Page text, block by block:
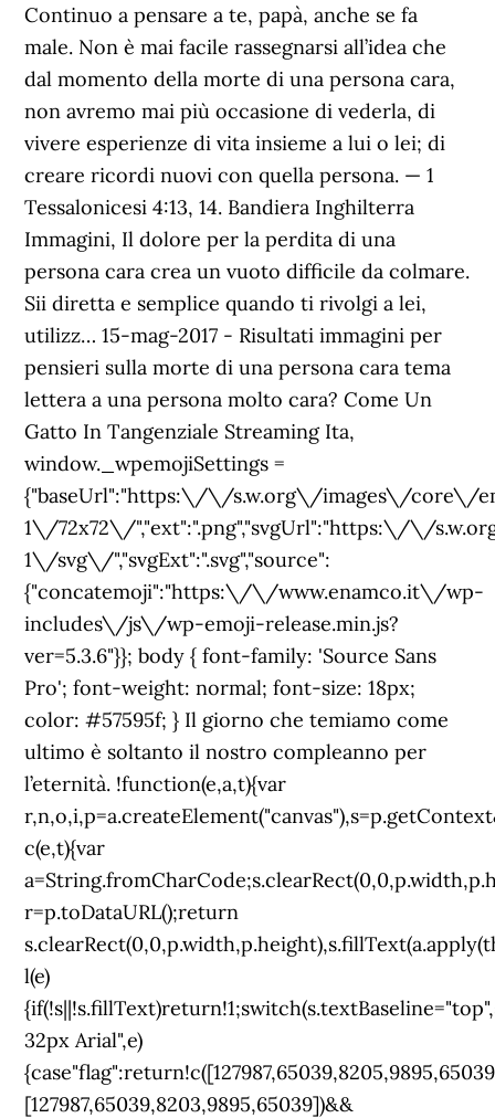
Continuo a pensare a te, papà, anche se fa
male. Non è mai facile rassegnarsi all’idea che
dal momento della morte di una persona cara,
non avremo mai più occasione di vederla, di
vivere esperienze di vita insieme a lui o lei; di
creare ricordi nuovi con quella persona. — 1
Tessalonicesi 4:13, 14. Bandiera Inghilterra
Immagini, Il dolore per la perdita di una
persona cara crea un vuoto difficile da colmare.
Sii diretta e semplice quando ti rivolgi a lei,
utilizz… 15-mag-2017 - Risultati immagini per
pensieri sulla morte di una persona cara tema
lettera a una persona molto cara? Come Un
Gatto In Tangenziale Streaming Ita,
window._wpemojiSettings =
{"baseUrl":"https:\/\/s.w.org\/images\/core\/
1\/72x72\/","ext":".png","svgUrl":"https:\/\/
1\/svg\/","svgExt":".svg","source":
{"concatemoji":"https:\/\/www.enamco.it\/wp-
includes\/js\/wp-emoji-release.min.js?
ver=5.3.6"}}; body { font-family: 'Source Sans
Pro'; font-weight: normal; font-size: 18px;
color: #57595f; } Il giorno che temiamo come
ultimo è soltanto il nostro compleanno per
l’eternità. !function(e,a,t){var
c(e,t){var
r=p.toDataURL();return
l(e)
32px Arial",e)
[127987,65039,8203,9895,65039])&&